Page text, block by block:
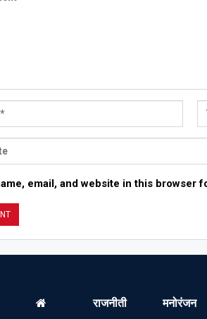
email, and website in this browser
राजनीती मनोरंजन